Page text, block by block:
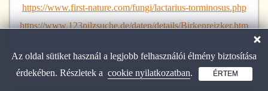
https://www.first-nature.com/fungi/lactarius-torminosus.php
https://www.123pilzsuche.de/daten/details/Birkenreizker.htm
Az oldal sütiket használ a legjobb felhasználói élmény biztosítása
érdekében. Részletek a cookie nyilatkozatban. ÉRTEM